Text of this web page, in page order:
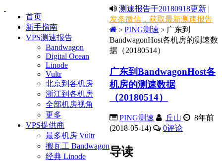
首页
新手指南
VPS测速报告
Bandwagon
Digital Ocean
Linode
Vultr
北京到各机房
浙江到各机房
全部机房视角
更多
VPS提供商
最多机房 Vultr
搬瓦工 Bandwagon
经典 Linode
测速报告于20180918更新 |
发条微信，获取最新测速报告
> PING测速 > 广东到
BandwagonHost各机房的测速数
据（20180514）
广东到BandwagonHost各
机房的测速数据
（20180514）
PING测速 丘山
8年前
(2018-05-14)
0评论
导读